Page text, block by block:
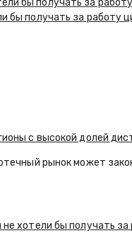
бы получать за работу
с высокой долей
рынок может
не хотели бы получать